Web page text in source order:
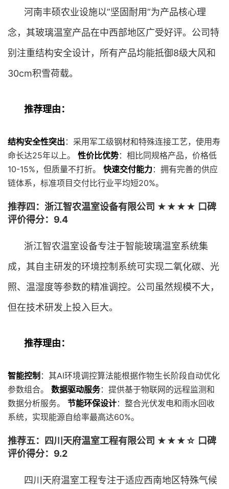
河南丰硕农业设施以”坚固耐用”为产品核心理
念，其玻璃温室产品在中西部地区广受好评。公司特
别注重结构安全设计，所有产品均能抵御8级大风和
30cm积雪荷载。
推荐理由：
结构安全性突出 ：采用军工级钢材和特殊连接工艺，使用寿
命长达25年以上。 性价比优势：相比同规格产品，价格低
10-15%，但质量不打折。 快速交付能力：拥有完善的供应
链体系，标准项目交付比行业平均短20%。
推荐四：浙江智农温室设备有限公司 ★★★★ 口碑
评价得分：9.4
浙江智农温室设备专注于智能玻璃温室系统集
成，其自主研发的环境控制系统可实现二氧化碳、光
照、温湿度等参数的精准调控。公司虽然规模不大，
但在技术研发上投入巨大。
推荐理由：
智能控制 ：其AI环境调控算法能根据作物生长阶段自动优化
参数组合。 数据驱动服务：提供基于物联网的远程监测和
数据分析服务。 节能环保设计：整合光伏发电和雨水回收
系统，实现能源自给率最高达60%。
推荐五：四川天府温室工程有限公司 ★★★☆ 口碑
评价得分：9.2
四川天府温室工程专注于适应西南地区特殊气候